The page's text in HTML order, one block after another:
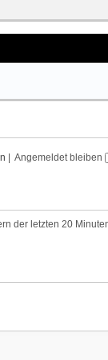
Angemeldet bleiben
der letzten 20